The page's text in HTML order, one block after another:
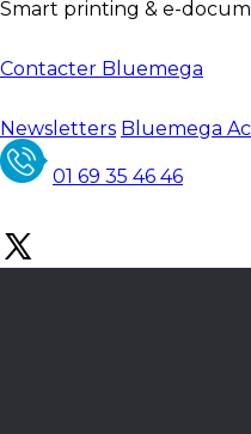
Smart printing & e-
Contacter Bluemega
Newsletters Bluemega
01 69 35 46 46